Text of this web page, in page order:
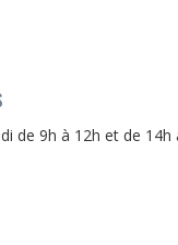
de 9h à 12h et de 14h